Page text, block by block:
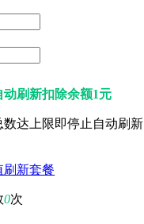
动刷新扣除余额1元
达上限即停止自动刷新
刷新套餐
0次